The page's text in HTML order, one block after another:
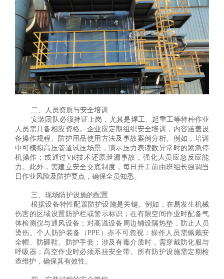
二、人员资质与安全培训
安装团队必须持证上岗，尤其是焊工、起重工等特种作业
人员需具备相应资格。企业应定期组织安全培训，内容涵盖设
备操作规程、防护用品使用方法及事故案例分析。例如，培训
中可模拟高压管道试压场景，演示压力表读数异常时的紧急停
机操作；或通过VR技术还原泄漏事故，强化人员应急反应能
力。此外，需建立安全交底制度，每日开工前由班组长强调当
日作业风险及防护要点，确保全员知悉。
三、现场防护设施的配置
根据设备特性配置防护设施是关键。例如，在易发生机械
伤害的区域设置防护栏或警示标识；在有限空间作业时配备气
体检测仪与通风设备；对高温设备周边铺设隔热垫，防止人员
烫伤。个人防护装备（PPE）亦不可忽视：操作人员需佩戴安
全帽、防砸鞋、防护手套；涉及有毒介质时，需穿戴防化服与
呼吸器；高空作业时必须系挂安全带。所有防护设施需定期检
查维护，确保其有效性。